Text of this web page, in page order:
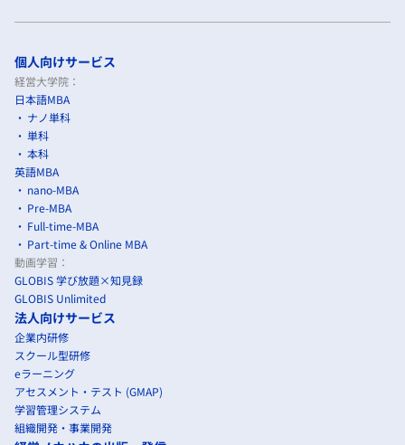
個人向けサービス
経営大学院：
日本語MBA
ナノ単科
単科
本科
英語MBA
nano-MBA
Pre-MBA
Full-time-MBA
Part-time & Online MBA
動画学習：
GLOBIS 学び放題×知見録
GLOBIS Unlimited
法人向けサービス
企業内研修
スクール型研修
eラーニング
アセスメント・テスト (GMAP)
学習管理システム
組織開発・事業開発